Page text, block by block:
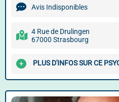
Avis Indisponibles
4 Rue de Drulingen
67000 Strasbourg
PLUS D'INFOS SUR CE